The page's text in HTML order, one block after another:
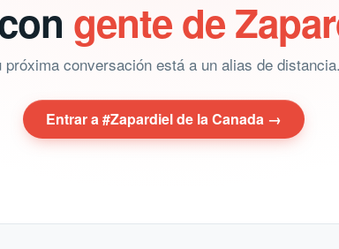
gente de
próxima conversación está a un alias de distancia.
Entrar a #Zapardiel de la Canada →